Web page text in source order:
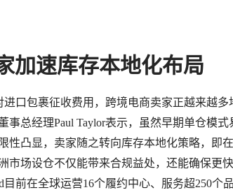
加速库存本地化布局
口包裹征收费用，跨境电商卖家正越来越
总经理Paul Taylor表示，虽然早期单仓模
性凸显，卖家随之转向库存本地化策略，即
市场设仓不仅能带来合规益处，还能确保更
前在全球运营16个履约中心、服务超250个